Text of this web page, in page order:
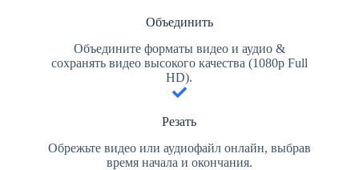
Объединить
Объедините форматы видео и аудио &
сохранять видео высокого качества (1080p Full
HD).
Резать
Обрежьте видео или аудиофайл онлайн, выбрав
время начала и окончания.